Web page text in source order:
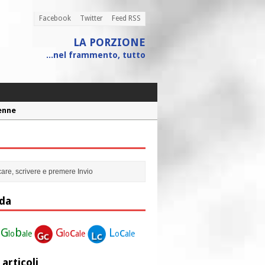
Facebook Twitter Feed RSS
LA PORZIONE
...nel frammento, tutto
la nostra vita”
G lobale G locale Locale
articoli